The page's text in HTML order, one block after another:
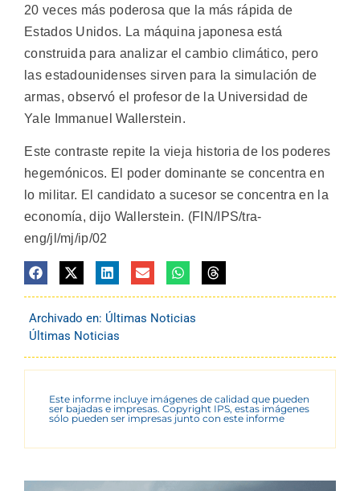
20 veces más poderosa que la más rápida de
Estados Unidos. La máquina japonesa está
construida para analizar el cambio climático, pero
las estadounidenses sirven para la simulación de
armas, observó el profesor de la Universidad de
Yale Immanuel Wallerstein.
Este contraste repite la vieja historia de los poderes
hegemónicos. El poder dominante se concentra en
lo militar. El candidato a sucesor se concentra en la
economía, dijo Wallerstein. (FIN/IPS/tra-
eng/jl/mj/ip/02
Archivado en: Últimas Noticias
Últimas Noticias
Este informe incluye imágenes de calidad que pueden
ser bajadas e impresas. Copyright IPS, estas imágenes
sólo pueden ser impresas junto con este informe